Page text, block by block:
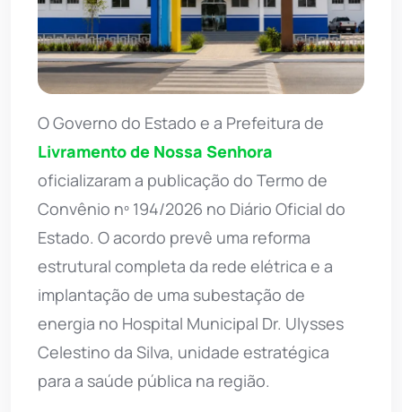
O Governo do Estado e a Prefeitura de
Livramento de Nossa Senhora
oficializaram a publicação do Termo de
Convênio nº 194/2026 no Diário Oficial do
Estado. O acordo prevê uma reforma
estrutural completa da rede elétrica e a
implantação de uma subestação de
energia no Hospital Municipal Dr. Ulysses
Celestino da Silva, unidade estratégica
para a saúde pública na região.